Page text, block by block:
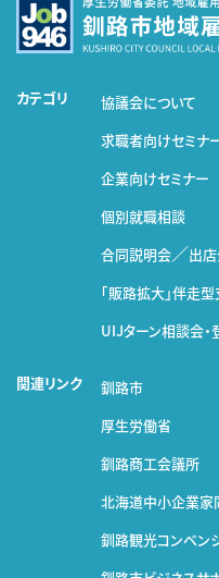
カテゴリ
協議会について
求職者向けセミナ
企業向けセミナー
個別就職相談
合同説明会／出
｢販路拡大｣伴走
UIJターン相談会
関連リンク
釧路市
厚生労働省
釧路商工会議所
北海道中小企業家
釧路観光コンベン